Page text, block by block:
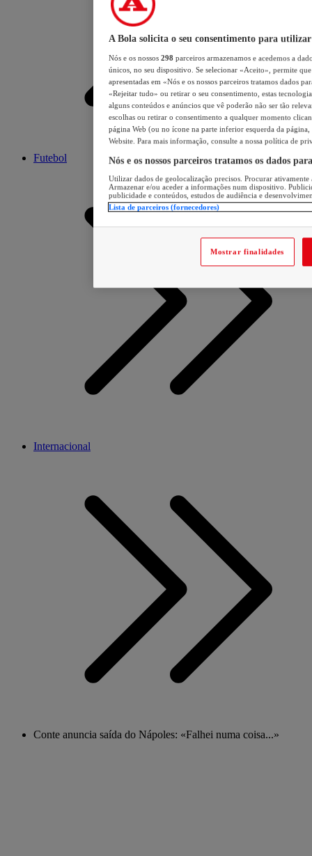
Futebol
Internacional
Conte anuncia saída do Nápoles: «Falhei numa coisa...»
A Bola solicita o seu consentimento para utilizar
Nós e os nossos 298 parceiros armazenamos e acedemos a
únicos, no seu dispositivo. Se selecionar «Aceito», permite
apresentadas em «Nós e os nossos parceiros tratamos dados
«Rejeitar tudo» ou retirar o seu consentimento, estas
alguns conteúdos e anúncios que vê poderão não ser tão
escolhas ou retirar o consentimento a qualquer momento
página Web (ou no ícone na parte inferior esquerda da página,
Website. Para mais informação, consulte a nossa política de
Nós e os nossos parceiros tratamos os dados
Utilizar dados de geolocalização precisos. Procurar
Armazenar e/ou aceder a informações num dispositivo.
publicidade e conteúdos, estudos de audiência e
Lista de parceiros (fornecedores)
Mostrar finalidades